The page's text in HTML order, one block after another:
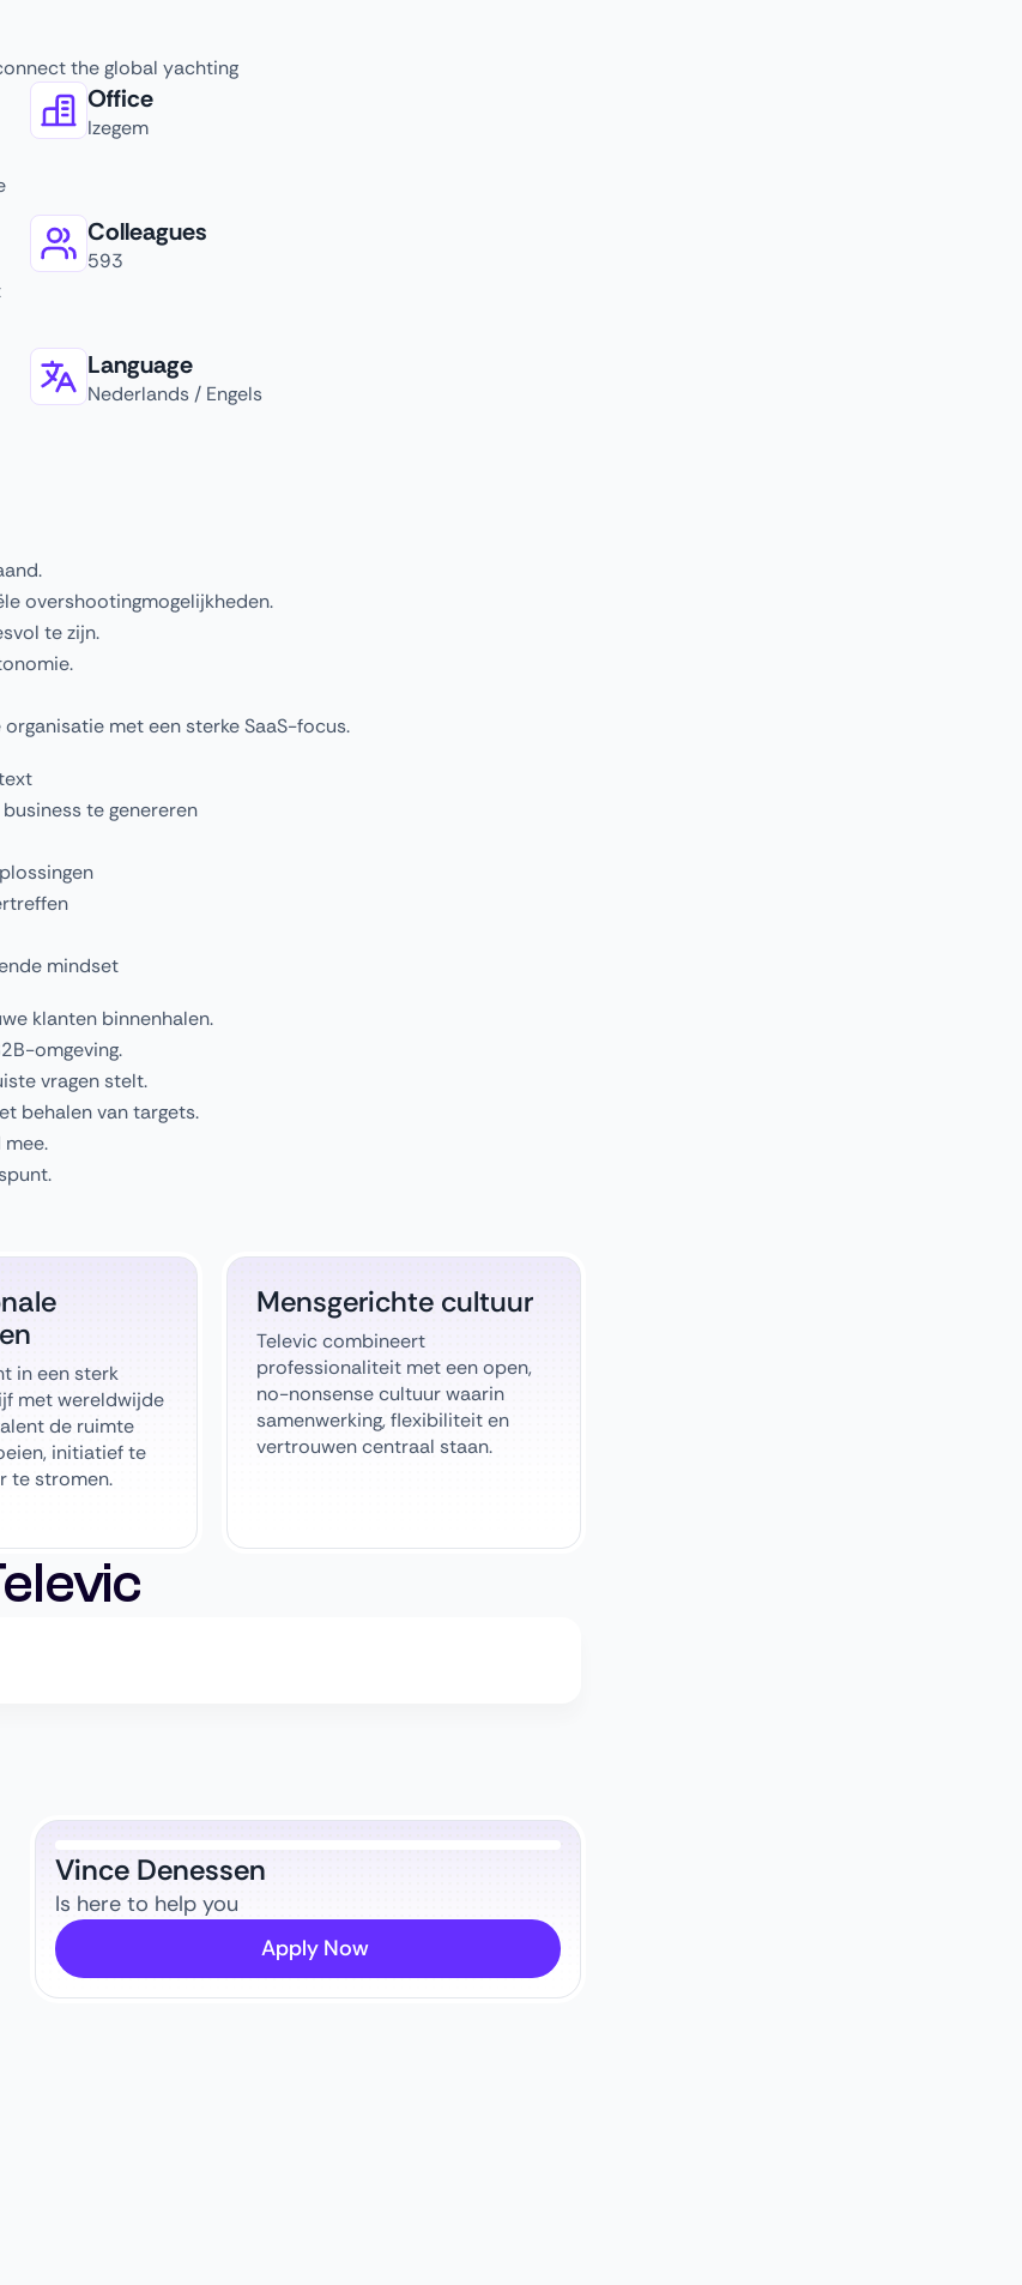
the global yachting
Office
Izegem
Colleagues
593
Language
Nederlands / Engels
overshootingmogelijkheden.
te zijn.
met een sterke SaaS-focus.
te genereren
mindset
klanten binnenhalen.
omgeving.
vragen stelt.
behalen van targets.
in een sterk
met wereldwijde
de ruimte
initiatief te
te stromen.
Mensgerichte cultuur
Televic combineert
professionaliteit met een open,
no-nonsense cultuur waarin
samenwerking, flexibiliteit en
vertrouwen centraal staan.
Vince Denessen
Is here to help you
Apply Now